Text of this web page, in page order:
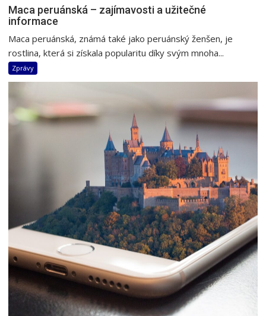
Maca peruánská – zajímavosti a užitečné
informace
Maca peruánská, známá také jako peruánský ženšen, je
rostlina, která si získala popularitu díky svým mnoha...
Zprávy